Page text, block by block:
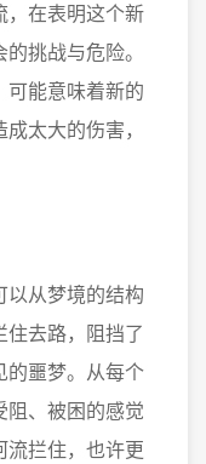
，在表明这个新
挑战与危险。
可能意味着新的
太大的伤害，
从梦境的结构
去路，阻挡了
的噩梦。从每个
阻、被困的感觉
流拦住，也许更